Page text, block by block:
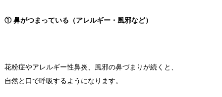
① 鼻がつまっている（アレルギー・風邪など）
花粉症やアレルギー性鼻炎、風邪の鼻づまりが続くと、
自然と口で呼吸するようになります。